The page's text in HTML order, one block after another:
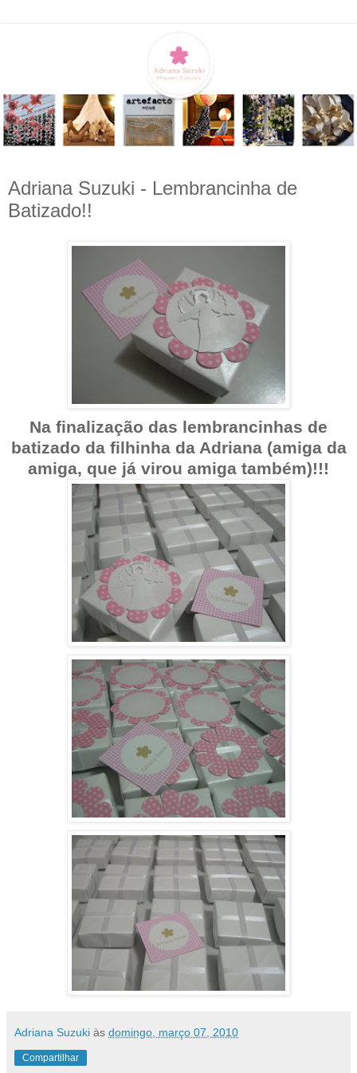
Adriana Suzuki - Lembrancinha de
Batizado!!
Na finalização das lembrancinhas de
batizado da filhinha da Adriana (amiga da
amiga, que já virou amiga também)!!!
Adriana Suzuki às domingo, março 07, 2010
Compartilhar